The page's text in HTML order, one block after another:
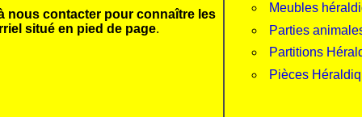
nous contacter pour connaître les
situé en pied de page.
Meubles
Parties
Partitions
Pièces